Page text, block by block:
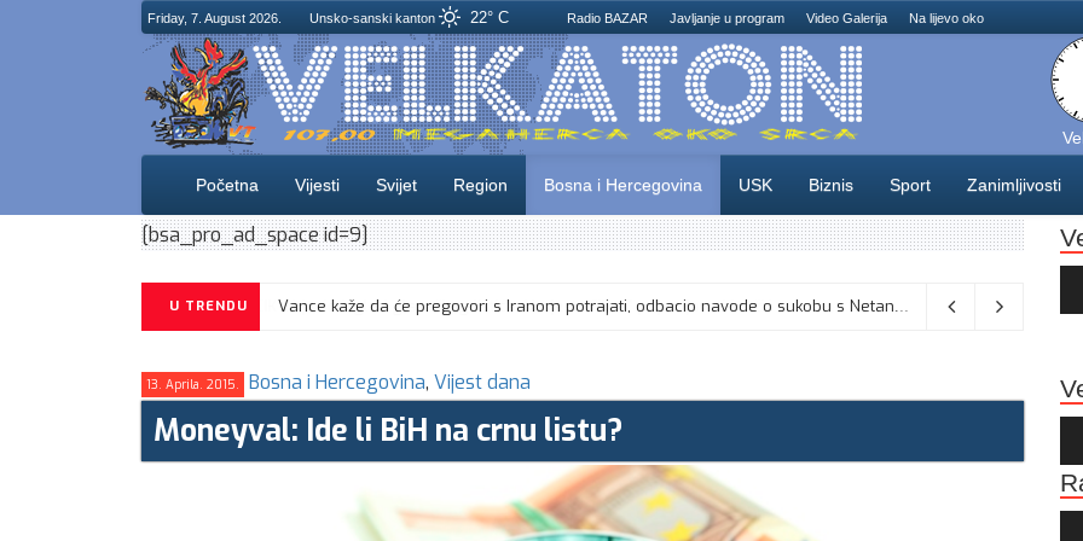
Friday, 7. August 2026. Unsko-sanski kanton 22° C Radio BAZAR Javljanje u program Video Galerija Na lijevo oko
Početna Vijesti Svijet Region Bosna i Hercegovina USK Biznis Sport Zanimljivosti
[bsa_pro_ad_space id=9]
U TRENDU CIK objavio izgled glasačkog listića: Umjesto “iksa” popunjavati kružić 06/08/2026
13. Aprila. 2015. Bosna i Hercegovina, Vijest dana
Moneyval: Ide li BiH na crnu listu?